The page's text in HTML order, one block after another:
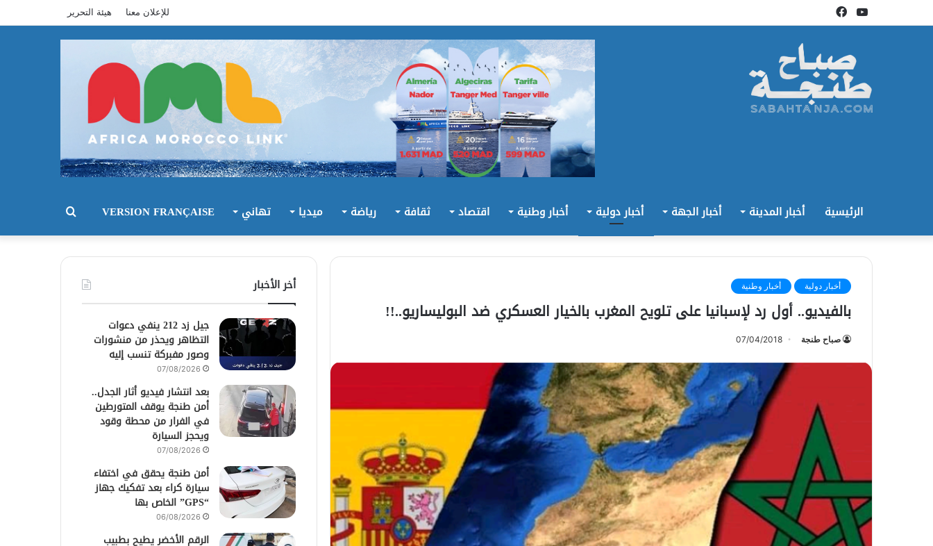
فيسبوكيوتيوب للإعلان معنا هيئة التحرير
الرئيسية أخبار المدينة أخبار الجهة أخبار دولية أخبار وطنية اقتصاد ثقافة رياضة ميديا تهاني VERSION FRANÇAISE بحث
أخبار دولية أخبار وطنية
بالفيديو.. أول رد لإسبانيا على تلويح المغرب بالخيار العسكري ضد البوليساريو..!!
صباح طنجة 07/04/2018
أخر الأخبار
جيل زد 212 ينفي دعوات
التظاهر ويحذر من منشورات
وصور مفبركة تنسب إليه
07/08/2026
بعد انتشار فيديو أثار الجدل..
أمن طنجة يوقف المتورطين
في الفرار من محطة وقود
ويحجز السيارة
07/08/2026
أمن طنجة يحقق في اختفاء
سيارة كراء بعد تفكيك جهاز
“GPS” الخاص بها
06/08/2026
الرقم الأخضر يطيح بطبيب